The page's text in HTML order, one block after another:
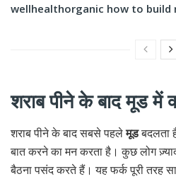
wellhealthorganic how to build
शराब पीने के बाद मूड में
शराब पीने के बाद सबसे पहलेमूडबदलता
बात करने का मन करता है। कुछ लोग
बैठना पसंद करते हैं। यह फर्क पूरी तरह